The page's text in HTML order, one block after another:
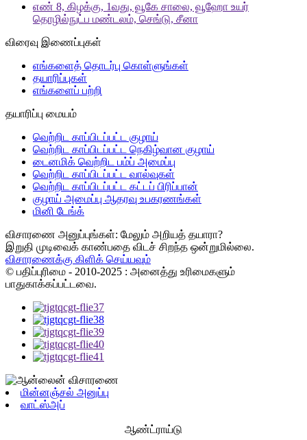
எண் 8, கிழக்கு, 1வது, வூகே சாலை, வூஹோ உயர்
தொழில்நுட்ப மண்டலம், செங்டு, சீனா
விரைவு இணைப்புகள்
எங்களைத் தொடர்பு கொள்ளுங்கள்
தயாரிப்புகள்
எங்களைப் பற்றி
தயாரிப்பு மையம்
வெற்றிட காப்பிடப்பட்ட குழாய்
வெற்றிட காப்பிடப்பட்ட நெகிழ்வான குழாய்
டைனமிக் வெற்றிட பம்ப் அமைப்பு
வெற்றிட காப்பிடப்பட்ட வால்வுகள்
வெற்றிட காப்பிடப்பட்ட கட்டப் பிரிப்பான்
குழாய் அமைப்பு ஆதரவு உபகரணங்கள்
மினி டேங்க்
விசாரணை அனுப்புங்கள்: மேலும் அறியத் தயாரா?
இறுதி முடிவைக் காண்பதை விடச் சிறந்த ஒன்றுமில்லை.
விசாரணைக்கு கிளிக் செய்யவும்
© பதிப்புரிமை - 2010-2025 : அனைத்து உரிமைகளும்
பாதுகாக்கப்பட்டவை.
மின்னஞ்சல் அனுப்பு
வாட்ஸ்அப்
ஆண்ட்ராய்டு